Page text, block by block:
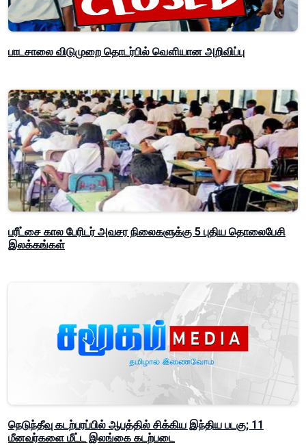
பாடசாலை விடுமுறை தொடர்பில் வௌியான அறிவிப்பு
பரீட்சை கால பேரிடர் அவசர நிலைகளுக்கு 5 புதிய தொலைபேசி
இலக்கங்கள்
நெடுந்தீவு கடற்பரப்பில் ஆபத்தில் சிக்கிய இந்திய படகு; 11
மீனவர்களை மீட்ட இலங்கை கடற்படை